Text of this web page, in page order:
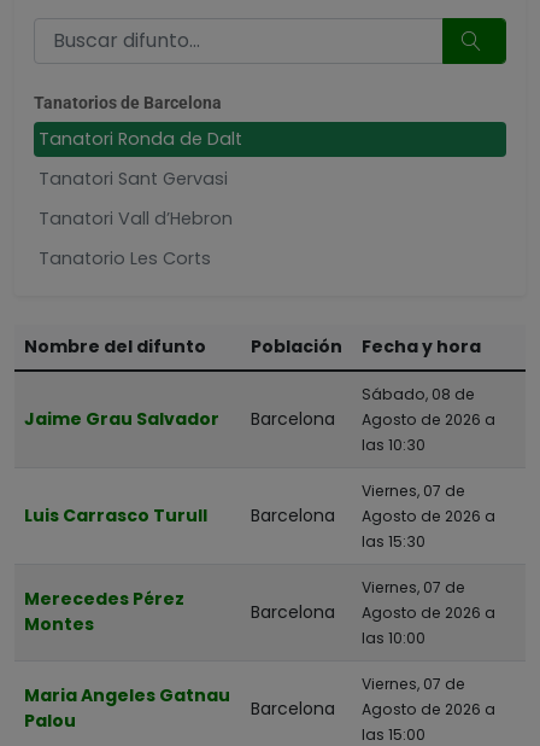
Tanatorios de Barcelona
Tanatori Ronda de Dalt
Tanatori Sant Gervasi
Tanatori Vall d’Hebron
Tanatorio Les Corts
Tanatorio Sant Andreu Nou Barris
Tanatorio-Crematorio Montjuic
Santa Coloma De Gramenet
Cerdanyola Del Vallés
Barberà Del Vallès
Nombre del difunto Población Fecha y hora
Jaime Grau Salvador Barcelona
Sábado, 08 de
Agosto de 2026 a
las 10:30
Luis Carrasco Turull Barcelona
Viernes, 07 de
Agosto de 2026 a
las 15:30
Merecedes Pérez
Montes
Barcelona
Viernes, 07 de
Agosto de 2026 a
las 10:00
Maria Angeles Gatnau
Palou
Barcelona
Viernes, 07 de
Agosto de 2026 a
las 15:00